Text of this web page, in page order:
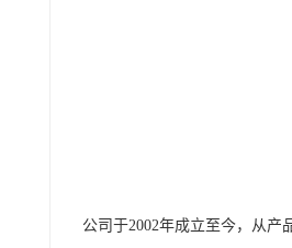
公司于2002年成立至今，从